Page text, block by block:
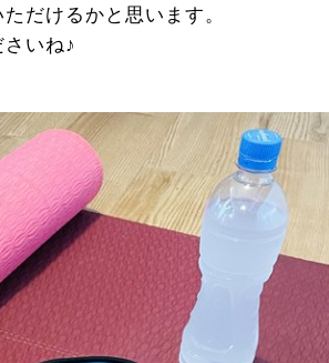
だけるかと思います。
いね♪